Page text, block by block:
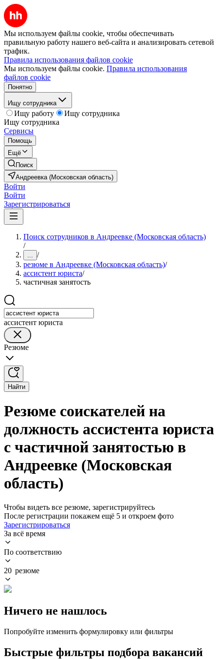
Мы используем файлы cookie, чтобы обеспечивать
правильную работу нашего веб-сайта и анализировать сетевой
трафик.
Правила использования файлов cookie
Мы используем файлы cookie. Правила использования
файлов cookie
Понятно
Ищу сотрудника
Ищу работу
Ищу сотрудника
Ищу сотрудника
Сервисы
Помощь
Ещё
Поиск
Андреевка (Московская область)
Войти
Войти
Зарегистрироваться
Поиск сотрудников в Андреевке (Московская область)
/
... /
резюме в Андреевке (Московская область)/
ассистент юриста/
частичная занятость
ассистент юриста
Резюме
Найти
Резюме соискателей на
должность ассистента юриста
с частичной занятостью в
Андреевке (Московская
область)
Чтобы видеть все резюме, зарегистрируйтесь
После регистрации покажем ещё 5 и откроем фото
Зарегистрироваться
За всё время
По соответствию
20 резюме
Ничего не нашлось
Попробуйте изменить формулировку или фильтры
Быстрые фильтры подбора вакансий